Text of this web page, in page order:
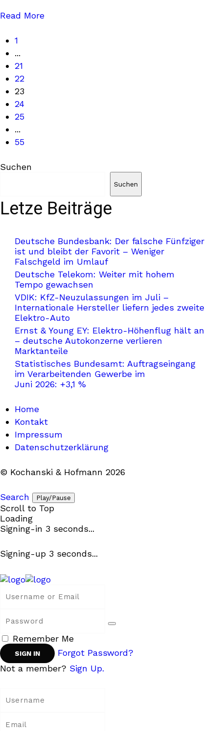
also seither weniger Bürofläche.
Read More
1
...
21
22
23
24
25
...
55
Suchen
Suchen
Letze Beiträge
Deutsche Bundesbank: Der falsche Fünfziger
ist und bleibt der Favorit – Weniger
Falschgeld im Umlauf
Deutsche Telekom: Weiter mit hohem
Tempo gewachsen
VDIK: KfZ-Neuzulassungen im Juli –
Internationale Hersteller liefern jedes zweite
Elektro-Auto
Ernst & Young EY: Elektro-Höhenflug hält an
– deutsche Autokonzerne verlieren
Marktanteile
Statistisches Bundesamt: Auftragseingang
im Verarbeitenden Gewerbe im
Juni 2026: +3,1 %
Home
Kontakt
Impressum
Datenschutzerklärung
© Kochanski & Hofmann 2026
Search Play/Pause
Scroll to Top
Loading
Signing-in 3 seconds...
Signing-up 3 seconds...
Remember Me
Forgot Password?
Not a member? Sign Up.